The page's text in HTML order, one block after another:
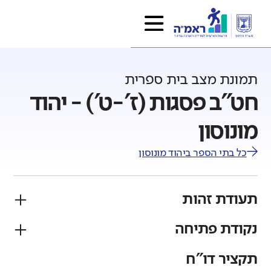
תמונת מצב בית ספרית
חט"ב פסגות (ז'-ט') - יהוד
מונוסון
כל בתי הספר ביהוד מונוסון
תעודת זהות
פיקוח
נקודת פתיחה
תקציר דו"ח